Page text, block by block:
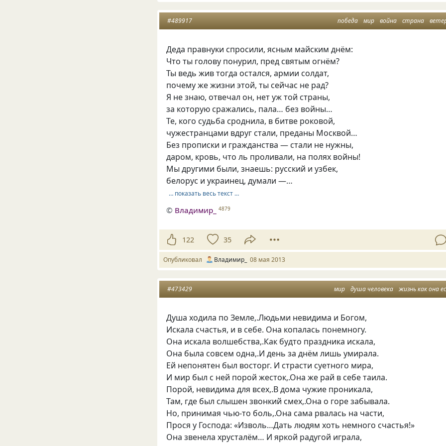
победа мир война страна
#489917
Деда правнуки спросили, ясным майским днём:
Что ты голову понурил, пред святым огнём?
Ты ведь жив тогда остался, армии солдат,
почему же жизни этой, ты сейчас не рад?
Я не знаю, отвечал он, нет уж той страны,
за которую сражались, пала… без войны…
Те, кого судьба сроднила, в битве роковой,
чужестранцами вдруг стали, преданы Москвой…
Без прописки и гражданства — стали не нужны,
даром, кровь, что ль проливали, на полях войны!
Мы другими были, знаешь: русский и узбек,
белорус и украинец, думали —…
… показать весь текст …
© Владимир_ 4879
122 35
Опубликовал Владимир_ 08 мая 2013
мир душа человека жизнь как она
#473429
Душа ходила по Земле,.Людьми невидима и Богом,
Искала счастья, и в себе. Она копалась понемногу.
Она искала волшебства,.Как будто праздника искала,
Она была совсем одна,.И день за днём лишь умирала.
Ей непонятен был восторг. И страсти суетного мира,
И мир был с ней порой жесток,.Она же рай в себе таила.
Порой, невидима для всех,.В дома чужие проникала,
Там, где был слышен звонкий смех,.Она о горе забывала.
Но, принимая чью-то боль,.Она сама рвалась на части,
Прося у Господа: «Изволь…Дать людям хоть немного счастья!»
Она звенела хрусталём… И яркой радугой играла,